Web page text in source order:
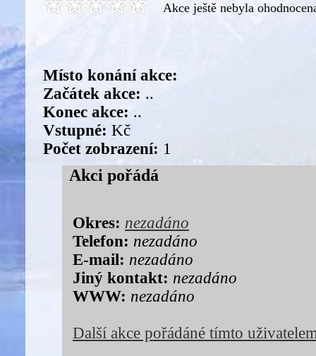
Akce ještě nebyla
Místo konání akce:
Začátek akce: ..
Konec akce: ..
Vstupné: Kč
Počet zobrazení: 1
Akci pořádá
Okres: nezadáno
Telefon: nezadáno
E-mail: nezadáno
Jiný kontakt: nezadáno
WWW: nezadáno
Další akce pořádáné tímto